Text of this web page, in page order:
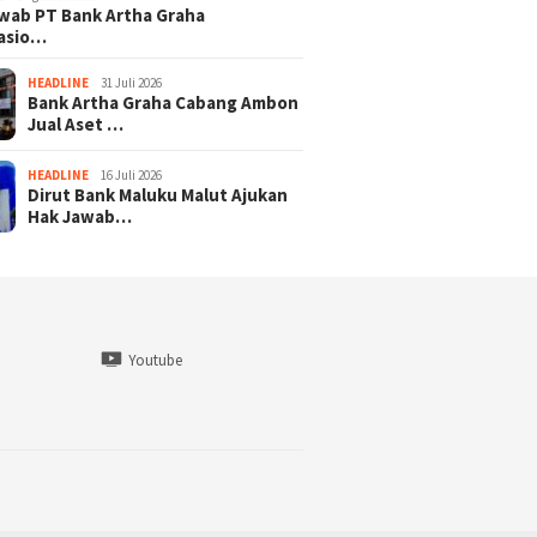
PT Bank Artha Graha
HEADLINE 31 Juli 2026
Bank Artha Graha Cabang Ambon
Jual Aset …
HEADLINE 16 Juli 2026
Dirut Bank Maluku Malut Ajukan
Hak Jawab…
Youtube